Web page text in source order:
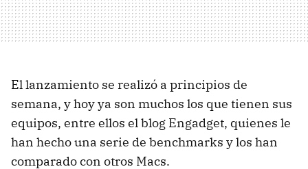
El lanzamiento se realizó a principios de
semana, y hoy ya son muchos los que tienen sus
equipos, entre ellos el blog Engadget, quienes le
han hecho una serie de benchmarks y los han
comparado con otros Macs.